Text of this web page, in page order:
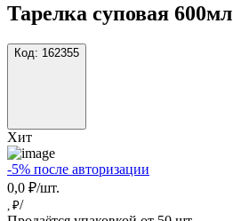
Тарелка суповая
Код: 162355
Хит
-5% после авторизации
0,0 ₽/шт.
, ₽/